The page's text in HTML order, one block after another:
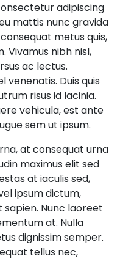
adipiscing
mattis nunc gravida
metus quis,
Vivamus nibh nisl,
ac lectus.
venenatis. Duis quis
risus id lacinia.
vehicula, est ante
sem ut ipsum.
at consequat urna
maximus elit sed
at iaculis sed,
ipsum dictum,
Nunc laoreet
at. Nulla
dignissim semper.
tellus nec,